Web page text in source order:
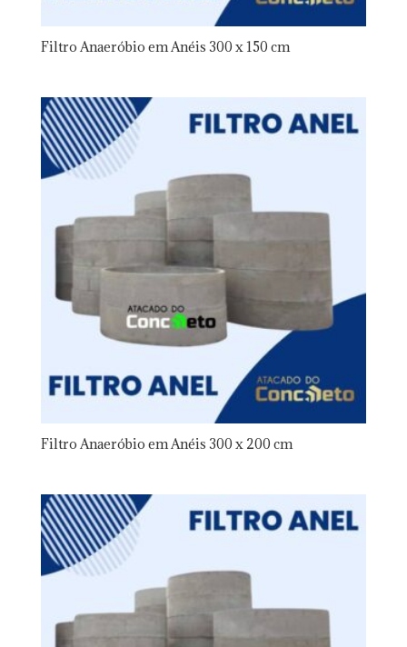
Filtro Anaeróbio em Anéis 300 x 150 cm
Filtro Anaeróbio em Anéis 300 x 200 cm